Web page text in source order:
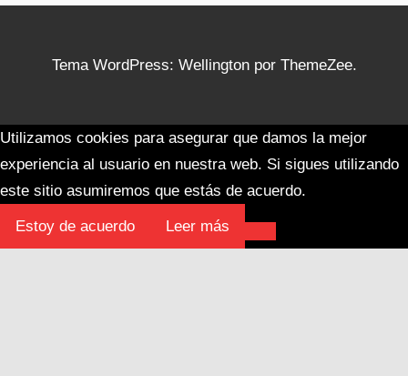
Tema WordPress: Wellington por ThemeZee.
Utilizamos cookies para asegurar que damos la mejor
experiencia al usuario en nuestra web. Si sigues utilizando
este sitio asumiremos que estás de acuerdo.
Estoy de acuerdo Leer más